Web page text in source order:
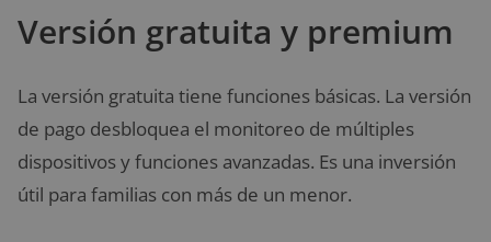
Versión gratuita y premium
La versión gratuita tiene funciones básicas. La versión
de pago desbloquea el monitoreo de múltiples
dispositivos y funciones avanzadas. Es una inversión
útil para familias con más de un menor.